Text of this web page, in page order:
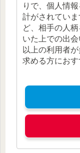
りで、個人情
計がされてい
ど、相手の人
いた上での出
以上の利用者
求める方におす